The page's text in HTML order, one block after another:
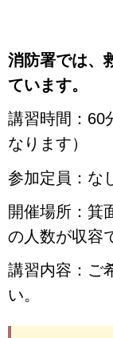
消防署では、
ています。
講習時間：60
なります）
参加定員：な
開催場所：箕
の人数が収容
講習内容：ご
い。